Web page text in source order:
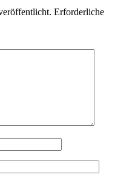
Erforderliche